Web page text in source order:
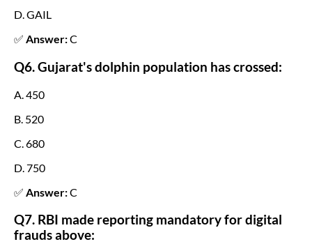
D. GAIL
✅ Answer:C
Q6. Gujarat's dolphin population has crossed:
A. 450
B. 520
C. 680
D. 750
✅ Answer:C
Q7. RBI made reporting mandatory for digital
frauds above: